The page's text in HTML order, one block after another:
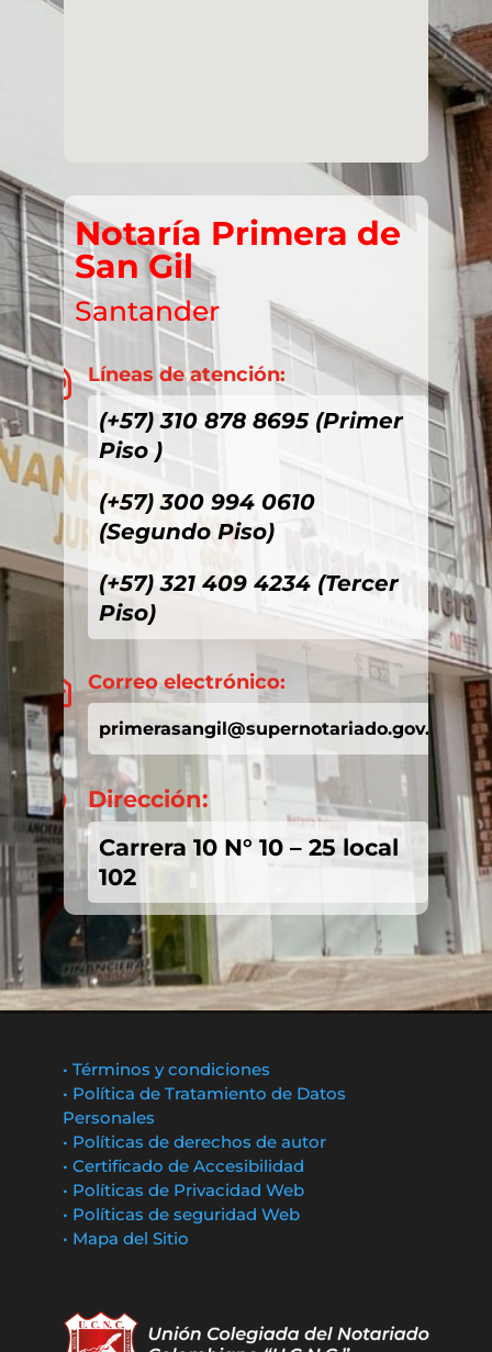
Notaría Primera de
San Gil
Santander
 Líneas de atención:
(+57) 310 878 8695 (Primer
Piso )
(+57) 300 994 0610
(Segundo Piso)
(+57) 321 409 4234 (Tercer
Piso)
 Correo electrónico:
primerasangil@supernotariado.gov.co

Dirección:
Carrera 10 N° 10 – 25 local
102
• Términos y condiciones
• Política de Tratamiento de Datos
Personales
• Políticas de derechos de autor
• Certificado de Accesibilidad
• Políticas de Privacidad Web
• Políticas de seguridad Web
• Mapa del Sitio